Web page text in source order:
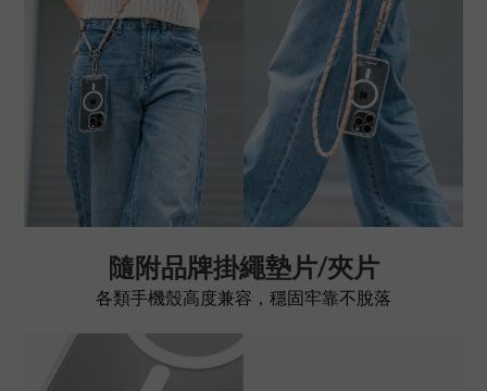
隨附品牌掛繩墊片/夾片
各類手機殼高度兼容，穩固牢靠不脫落